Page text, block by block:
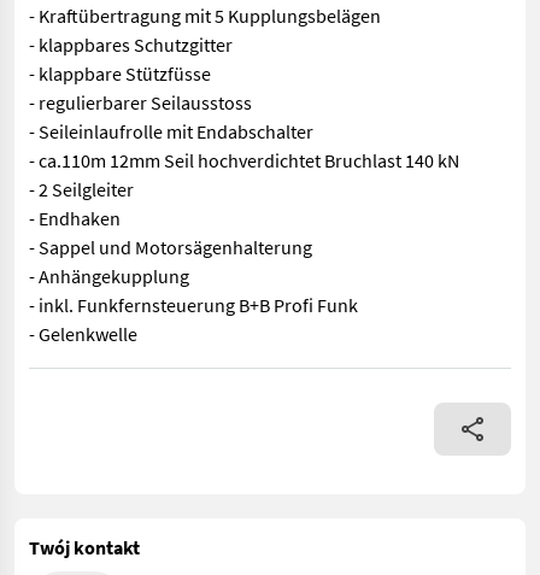
- Kraftübertragung mit 5 Kupplungsbelägen
- klappbares Schutzgitter
- klappbare Stützfüsse
- regulierbarer Seilausstoss
- Seileinlaufrolle mit Endabschalter
- ca.110m 12mm Seil hochverdichtet Bruchlast 140 kN
- 2 Seilgleiter
- Endhaken
- Sappel und Motorsägenhalterung
- Anhängekupplung
- inkl. Funkfernsteuerung B+B Profi Funk
- Gelenkwelle
TAJFUN Forstseilwinde EGV 85 AHK SG Sehr Guter
Twój kontakt